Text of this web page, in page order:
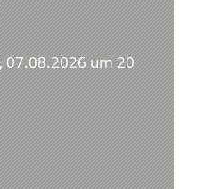
07.08.2026 um 20